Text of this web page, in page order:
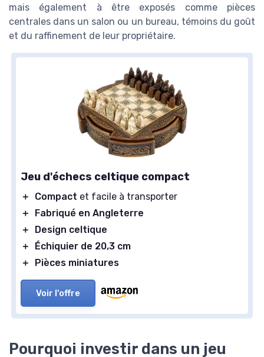
mais également à être exposés comme pièces
centrales dans un salon ou un bureau, témoins du goût
et du raffinement de leur propriétaire.
Jeu d'échecs celtique compact
＋ Compact et facile à transporter
＋
Fabriqué en Angleterre
＋
Design celtique
＋
Échiquier de 20,3 cm
＋
Pièces miniatures
Voir l'offre
Pourquoi investir dans un jeu